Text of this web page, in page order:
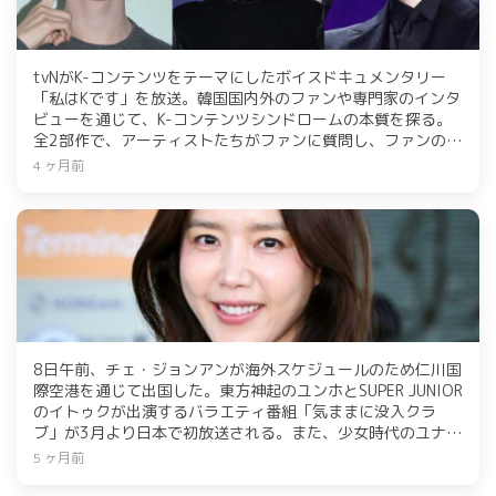
tvNがK-コンテンツをテーマにしたボイスドキュメンタリー
「私はKです」を放送。韓国国内外のファンや専門家のインタ
ビューを通じて、K-コンテンツシンドロームの本質を探る。
全2部作で、アーティストたちがファンに質問し、ファンの回
答を聞く形式。放送は4月7日と8日。
4 ヶ月前
8日午前、チェ・ジョンアンが海外スケジュールのため仁川国
際空港を通じて出国した。東方神起のユンホとSUPER JUNIOR
のイトゥクが出演するバラエティ番組「気ままに没入クラ
ブ」が3月より日本で初放送される。また、少女時代のユナと
チェ・ジョンアンがスキンケアブランド「雪花秀」のイベン
5 ヶ月前